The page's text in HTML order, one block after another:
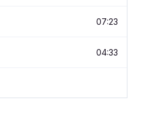
07:23
04:33